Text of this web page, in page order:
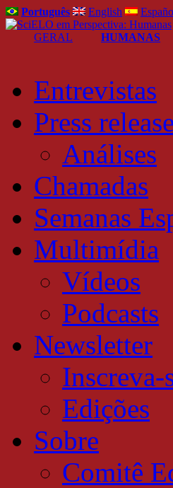
Português English
GERAL HUMANAS
Entrevistas
Press
Análises
Chamadas
Semanas
Multimídia
Vídeos
Podcasts
Newsletter
Inscreva-
Edições
Sobre
Comitê